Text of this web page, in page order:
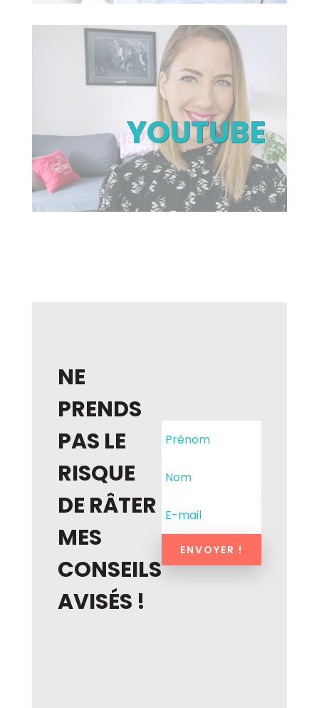
YOUTUBE
NE
PRENDS
PAS LE
RISQUE
DE RÂTER
MES
CONSEILS
AVISÉS !
ENVOYER !